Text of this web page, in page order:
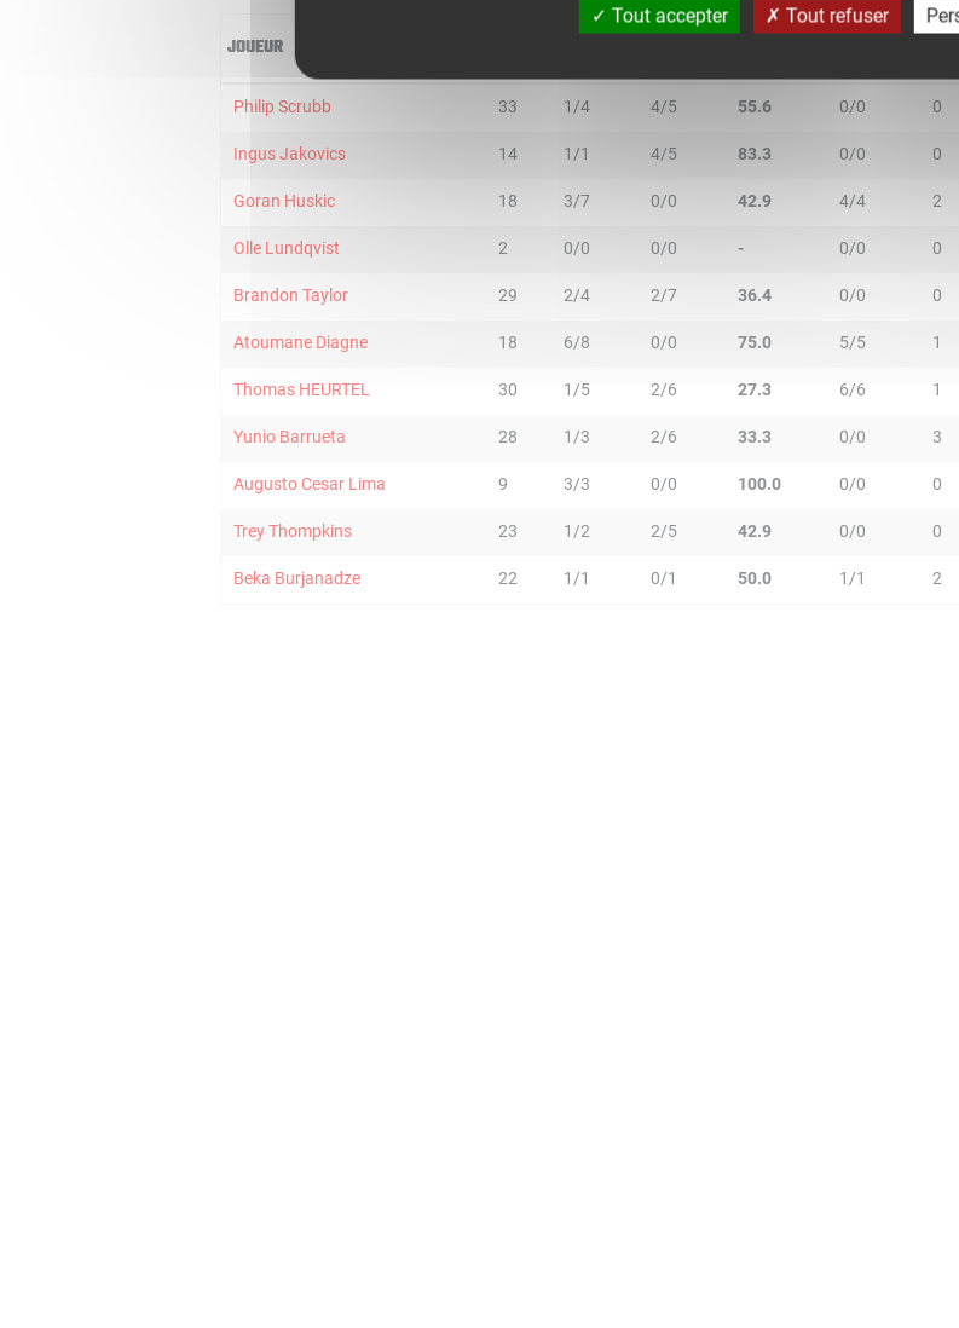
JOUEUR
Philip Scrubb 33 1/4 4/5 55.6 0/0 0
Ingus Jakovics 14 1/1 4/5 83.3 0/0 0
Goran Huskic 18 3/7 0/0 42.9 4/4 2
Olle Lundqvist 2 0/0 0/0 - 0/0 0
Brandon Taylor 29 2/4 2/7 36.4 0/0 0
Atoumane Diagne 18 6/8 0/0 75.0 5/5 1
Thomas HEURTEL 30 1/5 2/6 27.3 6/6 1
Yunio Barrueta 28 1/3 2/6 33.3 0/0 3
Augusto Cesar Lima 9 3/3 0/0 100.0 0/0 0
Trey Thompkins 23 1/2 2/5 42.9 0/0 0
Beka Burjanadze 22 1/1 0/1 50.0 1/1 2
Tout accepter Tout refuser